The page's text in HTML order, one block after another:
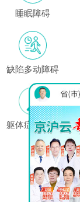
睡眠障碍
缺陷多动障碍
躯体症状障碍